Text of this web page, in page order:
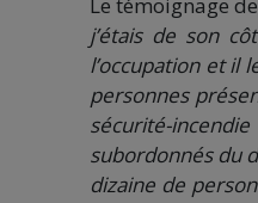
j’étais de son
l’occupation et il
personnes
sécurité-
subordonnés du
dizaine de